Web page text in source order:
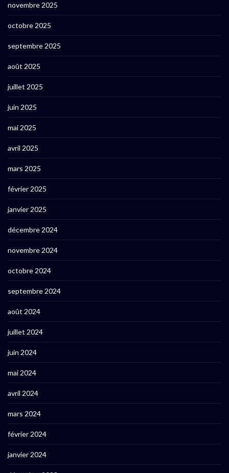
novembre 2025
octobre 2025
septembre 2025
août 2025
juillet 2025
juin 2025
mai 2025
avril 2025
mars 2025
février 2025
janvier 2025
décembre 2024
novembre 2024
octobre 2024
septembre 2024
août 2024
juillet 2024
juin 2024
mai 2024
avril 2024
mars 2024
février 2024
janvier 2024